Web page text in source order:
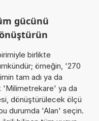
gücünü
birlikte
örneğin, '270
tam adı ya da
'Milimetrekare' ya da
dönüştürülecek ölçü
durumda 'Alan' seçin.